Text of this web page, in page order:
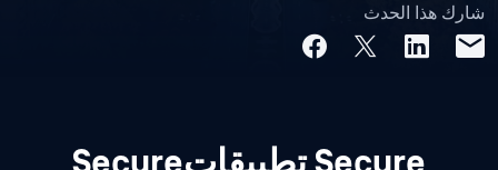
شارك هذا الحدث